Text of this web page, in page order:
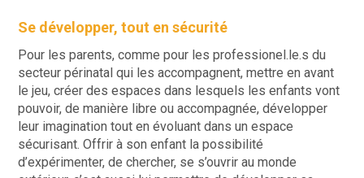
Se développer, tout en sécurité
Pour les parents, comme pour les professionel.le.s du
secteur périnatal qui les accompagnent, mettre en avant
le jeu, créer des espaces dans lesquels les enfants vont
pouvoir, de manière libre ou accompagnée, développer
leur imagination tout en évoluant dans un espace
sécurisant. Offrir à son enfant la possibilité
d’expérimenter, de chercher, se s’ouvrir au monde